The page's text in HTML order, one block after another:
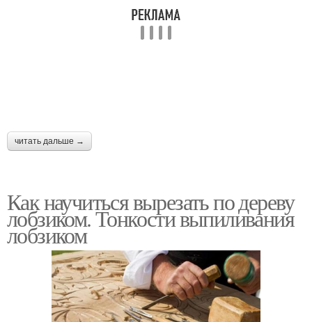
читать дальше →
Как научиться вырезать по дереву
лобзиком. Тонкости выпиливания
лобзиком